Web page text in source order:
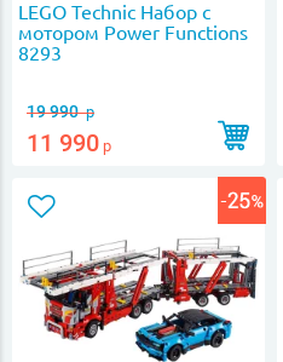
LEGO Technic Набор с
мотором Power Functions
8293
19 990р
11 990 р